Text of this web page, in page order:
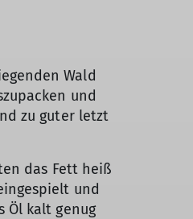
Wald
und
zu guter letzt
das Fett heiß
und
Öl kalt genug